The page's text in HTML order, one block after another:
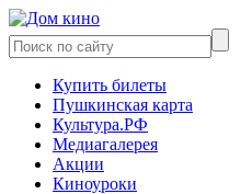
Купить билеты
Пушкинская карта
Культура.РФ
Медиагалерея
Акции
Киноуроки